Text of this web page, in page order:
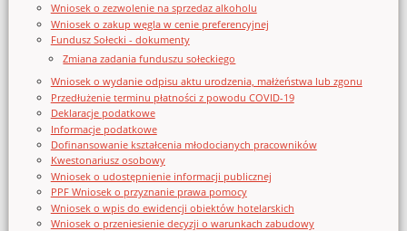
Wniosek o zezwolenie na sprzedaz alkoholu
Wniosek o zakup węgla w cenie preferencyjnej
Fundusz Sołecki - dokumenty
Zmiana zadania funduszu sołeckiego
Wniosek o wydanie odpisu aktu urodzenia, małżeństwa lub zgonu
Przedłużenie terminu płatności z powodu COVID-19
Deklaracje podatkowe
Informacje podatkowe
Dofinansowanie kształcenia młodocianych pracowników
Kwestonariusz osobowy
Wniosek o udostępnienie informacji publicznej
PPF Wniosek o przyznanie prawa pomocy
Wniosek o wpis do ewidencji obiektów hotelarskich
Wniosek o przeniesienie decyzji o warunkach zabudowy